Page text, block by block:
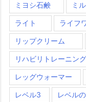
ミヨシ石鹸 ミ
ライト ライフ
リップクリーム
リハビリトレーニング
レッグウォーマー
レベル3 レベル